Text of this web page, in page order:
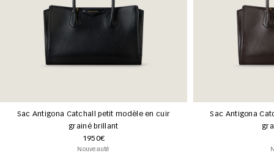
Sac Antigona Catchall petit modèle en cuir
grainé brillant
1950€
Nouveauté
Sac Antigona